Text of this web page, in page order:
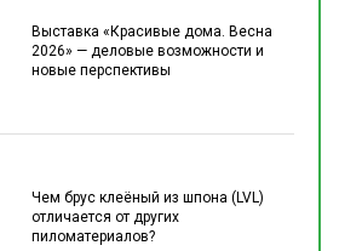
Выставка «Красивые дома. Весна
2026» — деловые возможности и
новые перспективы
Чем брус клеёный из шпона (LVL)
отличается от других
пиломатериалов?